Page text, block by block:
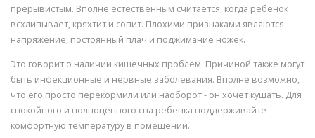
прерывистым. Вполне естественным считается, когда ребенок
всхлипывает, кряхтит и сопит. Плохими признаками являются
напряжение, постоянный плач и поджимание ножек.
Это говорит о наличии кишечных проблем. Причиной также могут
быть инфекционные и нервные заболевания. Вполне возможно,
что его просто перекормили или наоборот - он хочет кушать. Для
спокойного и полноценного сна ребенка поддерживайте
комфортную температуру в помещении.